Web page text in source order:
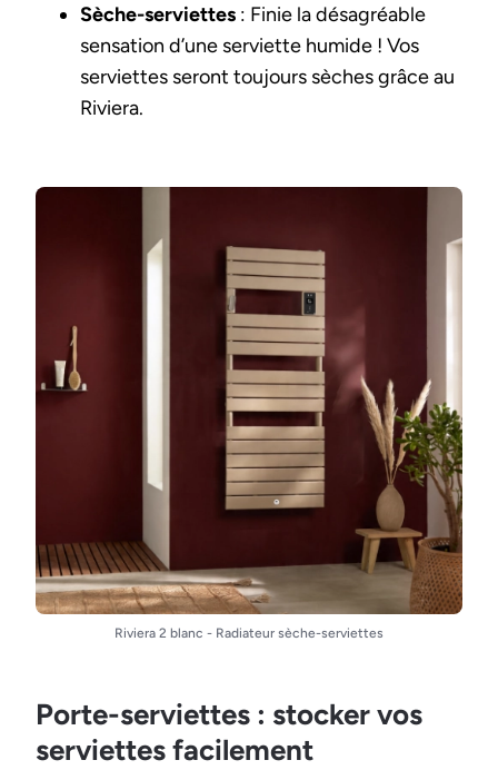
Sèche-serviettes : Finie la désagréable
sensation d’une serviette humide ! Vos
serviettes seront toujours sèches grâce au
Riviera.
Riviera 2 blanc - Radiateur sèche-serviettes
Porte-serviettes : stocker vos
serviettes facilement